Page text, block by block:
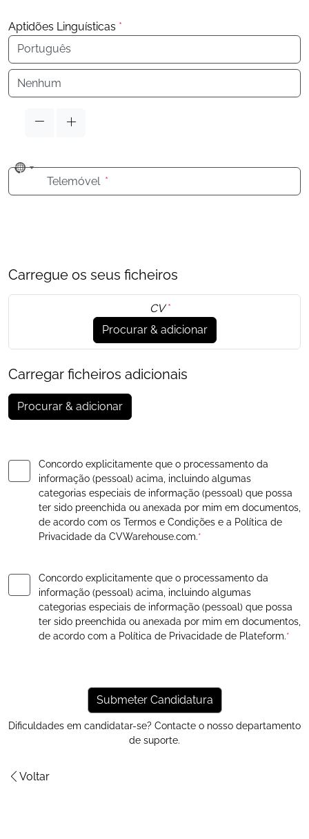
Aptidões Linguísticas *
Idioma
Idioma
No
countryTelemóvel *
Carregue os seus ficheiros
CV *
Procurar & adicionar
Carregar ficheiros adicionais
Procurar & adicionar
Concordo explicitamente que o processamento da
informação (pessoal) acima, incluindo algumas
categorias especiais de informação (pessoal) que possa
ter sido preenchida ou anexada por mim em documentos,
de acordo com os Termos e Condições e a Política de
Privacidade da CVWarehouse.com.*
Concordo explicitamente que o processamento da
informação (pessoal) acima, incluindo algumas
categorias especiais de informação (pessoal) que possa
ter sido preenchida ou anexada por mim em documentos,
de acordo com a Política de Privacidade de Plateform.*
Dificuldades em candidatar-se? Contacte o nosso departamento
de suporte.
Voltar